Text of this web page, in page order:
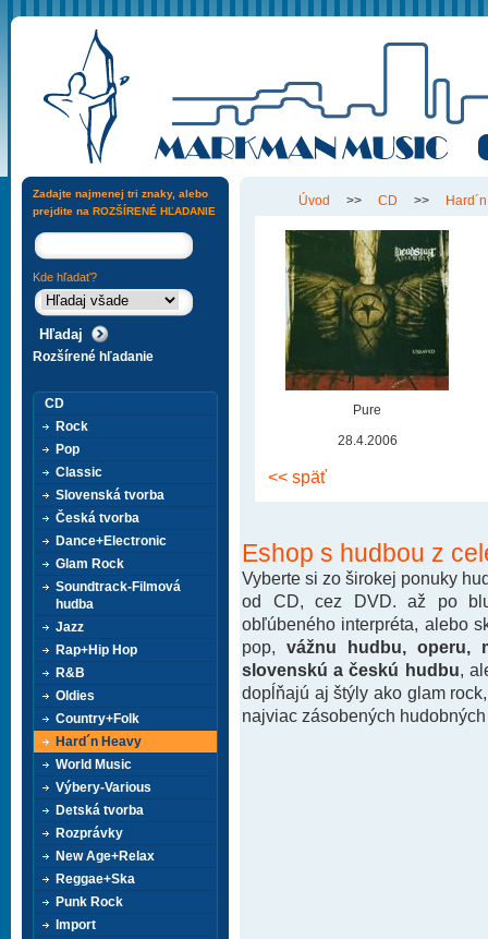
Úvod >> CD >>
Pure
28.4.2006
<< späť
Eshop s hudbou z
Vyberte si zo širokej ponuky
od CD, cez DVD. až po
obľúbeného interpréta, alebo
pop, vážnu hudbu, operu,
slovenskú a českú hudbu ,
dopĺňajú aj štýly ako glam
najviac zásobených
Zadajte najmenej tri znaky, alebo
prejdite na ROZŠÍRENÉ HĽADANIE
Kde hľadať?
Rozšírené hľadanie
CD
Rock
Pop
Classic
Slovenská tvorba
Česká tvorba
Dance+Electronic
Glam Rock
Soundtrack-Filmová
hudba
Jazz
Rap+Hip Hop
R&B
Oldies
Country+Folk
Hard´n Heavy
World Music
Výbery-Various
Detská tvorba
Rozprávky
New Age+Relax
Reggae+Ska
Punk Rock
Import